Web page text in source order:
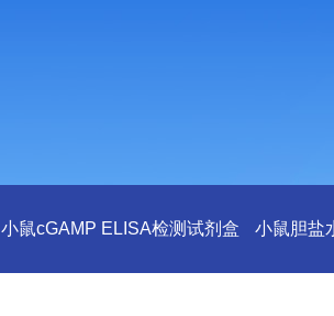
小鼠cGAMP ELISA检测试剂盒 小鼠胆盐